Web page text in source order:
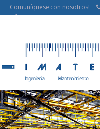
Comuníquese con nosotros!
info@imatecsa.com.ar
inicio
servicios